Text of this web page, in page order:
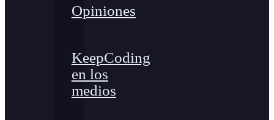
Opiniones
KeepCoding
en los
medios